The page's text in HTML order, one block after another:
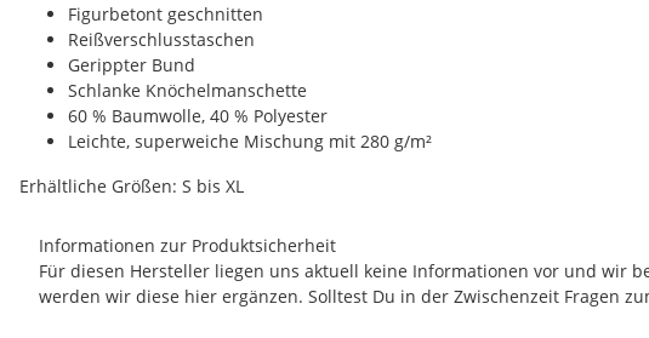
Figurbetont geschnitten
Reißverschlusstaschen
Gerippter Bund
Schlanke Knöchelmanschette
60 % Baumwolle, 40 % Polyester
Leichte, superweiche Mischung mit 280 g/m²
Erhältliche Größen: S bis XL
Informationen zur Produktsicherheit
Für diesen Hersteller liegen uns aktuell keine Informationen vor und wir
werden wir diese hier ergänzen. Solltest Du in der Zwischenzeit Fragen